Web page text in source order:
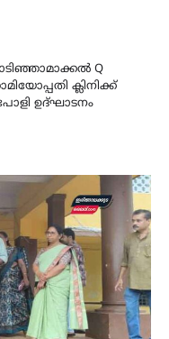
Q
ക്ലിനിക്ക്
ഉദ്ഘാടനം